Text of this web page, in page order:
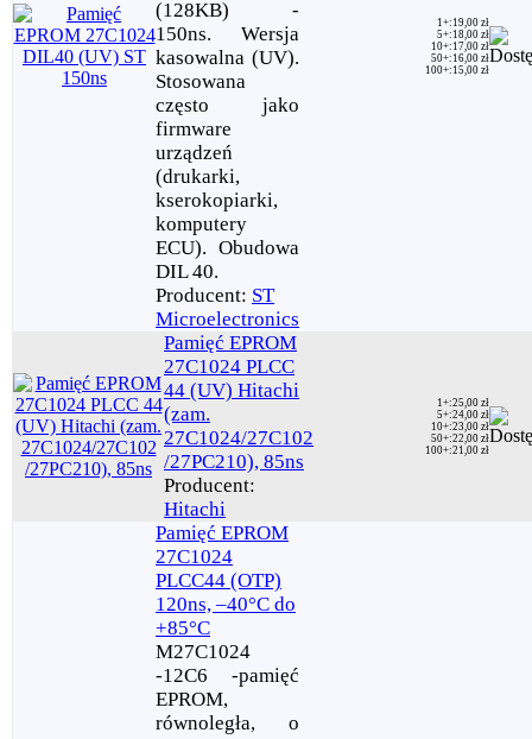
(128KB) -
150ns. Wersja
kasowalna (UV).
Stosowana
często jako
firmware
urządzeń
(drukarki,
kserokopiarki,
komputery
ECU). Obudowa
DIL 40.
Producent: ST
Microelectronics
1+: 19,00 zł
5+: 18,00 zł
10+: 17,00 zł
50+: 16,00 zł
100+: 15,00 zł
Pamięć EPROM
27C1024 PLCC
44 (UV) Hitachi
(zam.
27C1024/27C102
/27PC210), 85ns
Producent:
Hitachi
1+:25,00 zł
5+:24,00 zł
10+:23,00 zł
50+:22,00 zł
100+:21,00 zł
Pamięć EPROM
27C1024
PLCC44 (OTP)
120ns, –40°C do
+85°C
M27C1024
-12C6 -pamięć
EPROM,
równoległa, o